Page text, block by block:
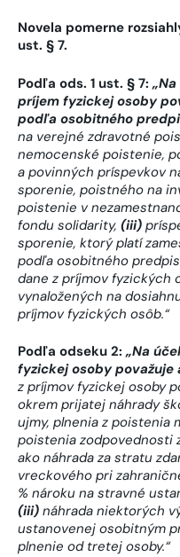
Novela pomerne
ust. § 7.
Podľa ods. 1 ust. § 7: „
príjem fyzickej osoby
podľa osobitného
na verejné zdravotné
nemocenské poistenie,
a povinných príspevkov
sporenie, poistného na
poistenie v
fondu solidarity, (iii)
sporenie, ktorý platí
podľa osobitného
dane z príjmov fyzických
vynaložených na
príjmov fyzických osôb.“
Podľa odseku 2:„Na
fyzickej osoby považuje
z príjmov fyzickej osoby
okrem prijatej náhrady
ujmy, plnenia z poistenia
poistenia zodpovednosti
ako náhrada za stratu
vreckového pri
% nároku na stravné
(iii) náhrada niektorých
ustanovenej osobitným
plnenie od tretej osoby.“